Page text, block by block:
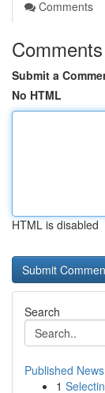
Comments
Comments
Submit a
No HTML
HTML is disabled
Search
Published News
1